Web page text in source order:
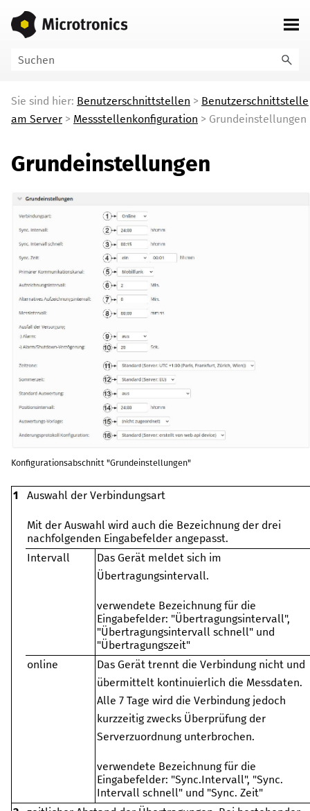
Zu Hauptinhalt springen
Sie sind hier: Benutzerschnittstellen > Benutzerschnittstelle
am Server > Messstellenkonfiguration > Grundeinstellungen
Grundeinstellungen
Konfigurationsabschnitt "Grundeinstellungen"
1 Auswahl der Verbindungsart
Mit der Auswahl wird auch die Bezeichnung der drei
nachfolgenden Eingabefelder angepasst.
Intervall
Das Gerät meldet sich im
Übertragungsintervall.
verwendete Bezeichnung für die
Eingabefelder: "Übertragungsintervall",
"Übertragungsintervall schnell" und
"Übertragungszeit"
online
Das Gerät trennt die Verbindung nicht und
übermittelt kontinuierlich die Messdaten.
Alle 7 Tage wird die Verbindung jedoch
kurzzeitig zwecks Überprüfung der
Serverzuordnung unterbrochen.
verwendete Bezeichnung für die
Eingabefelder: "Sync.Intervall", "Sync.
Intervall schnell" und "Sync. Zeit"